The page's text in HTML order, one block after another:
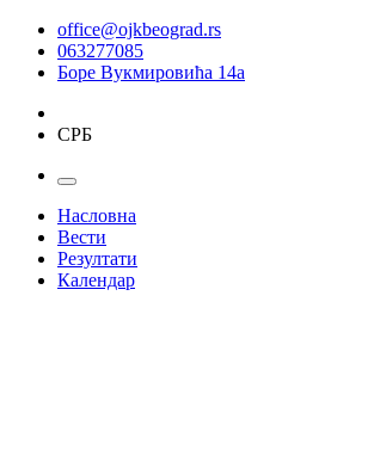
office@ojkbeograd.rs
063277085
Боре Вукмировића 14а
СРБ
Насловна
Вести
Резултати
Календар